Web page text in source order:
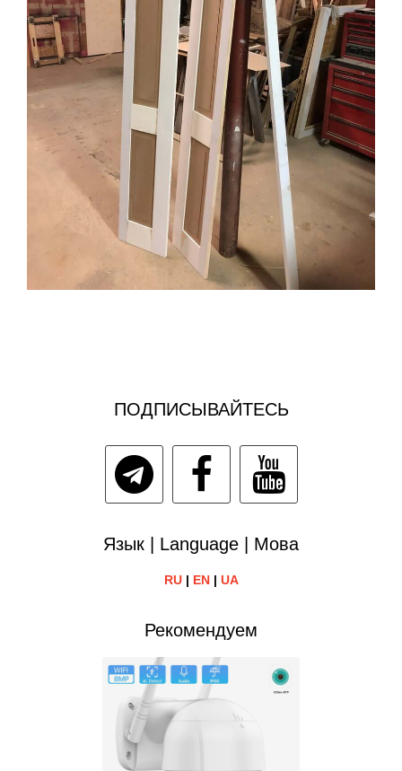
ПОДПИСЫВАЙТЕСЬ
Язык | Language | Мова
RU| EN| UA
Рекомендуем